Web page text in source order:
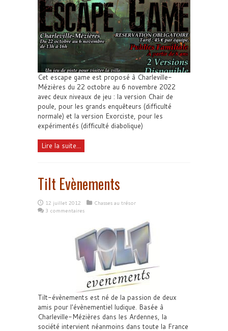
Cet escape game est proposé à Charleville-
Mézières du 22 octobre au 6 novembre 2022
avec deux niveaux de jeu : la version Chair de
poule, pour les grands enquêteurs (difficulté
normale) et la version Exorciste, pour les
expérimentés (difficulté diabolique)
Lire la suite...
Tilt Evènements
12 juillet 2012
Chasses au trésor
3 commentaires
Tilt-évènements est né de la passion de deux
amis pour l'évènementiel ludique. Basée à
Charleville-Mézières dans les Ardennes, la
société intervient néanmoins dans toute la France